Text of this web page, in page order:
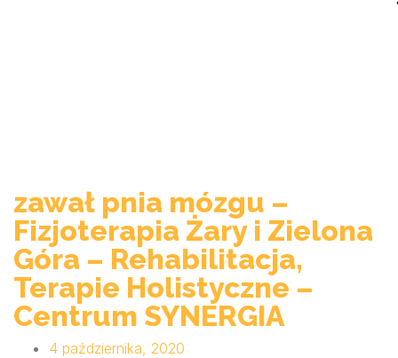
zawał pnia mózgu –
Fizjoterapia Żary i Zielona
Góra – Rehabilitacja,
Terapie Holistyczne –
Centrum SYNERGIA
4 października, 2020